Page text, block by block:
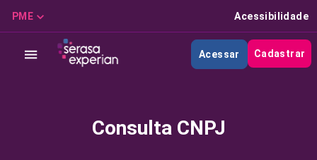
PME Acessibilidade
Acessar Cadastrar
Consulta CNPJ